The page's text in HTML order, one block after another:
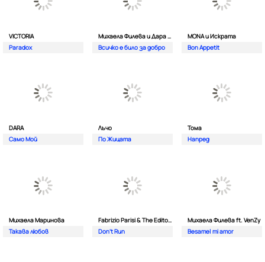
VICTORIA
Paradox
Михаела Филева и Дара Екимова
Всичко е било за добро
MONA и Искрата
Bon Appetit
DARA
Само Мой
Лъчо
По Жицата
Тома
Напред
Михаела Маринова
Такава любов
Fabrizio Parisi & The Editor ft. ALMA
Don't Run
Михаела Филева ft. VenZy
Besame| mi amor